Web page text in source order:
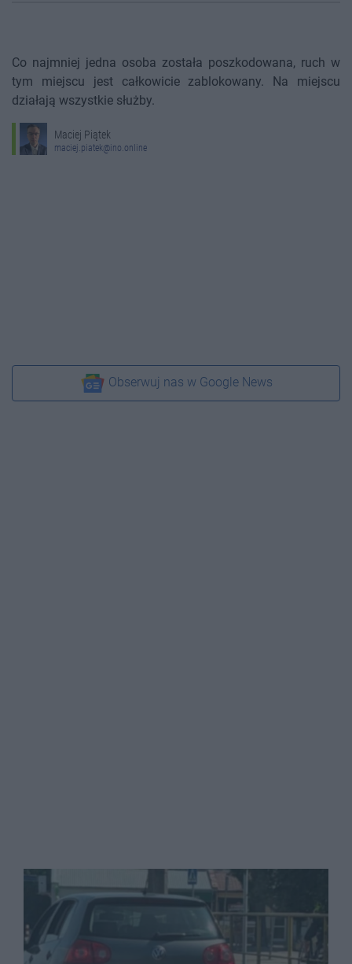
Co najmniej jedna osoba została poszkodowana, ruch w
tym miejscu jest całkowicie zablokowany. Na miejscu
działają wszystkie służby.
Maciej Piątek
maciej.piatek@ino.online
Obserwuj nas w Google News